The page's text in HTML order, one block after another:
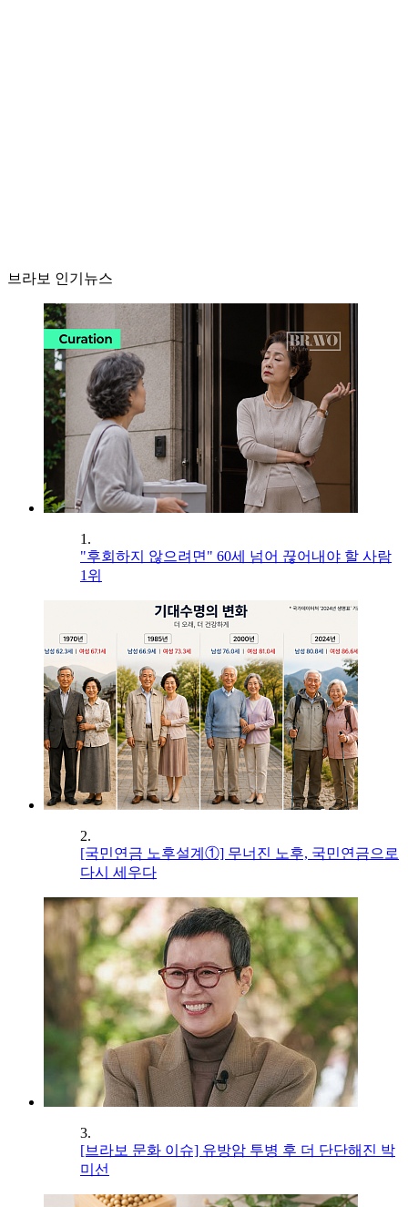
브라보 인기뉴스
1.
"후회하지 않으려면" 60세 넘어 끊어내야 할 사람
1위
2.
[국민연금 노후설계①] 무너진 노후, 국민연금으로
다시 세우다
3.
[브라보 문화 이슈] 유방암 투병 후 더 단단해진 박
미선